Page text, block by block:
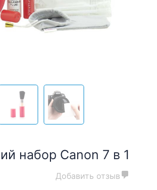
набор Canon 7 в 1
Добавить отзыв